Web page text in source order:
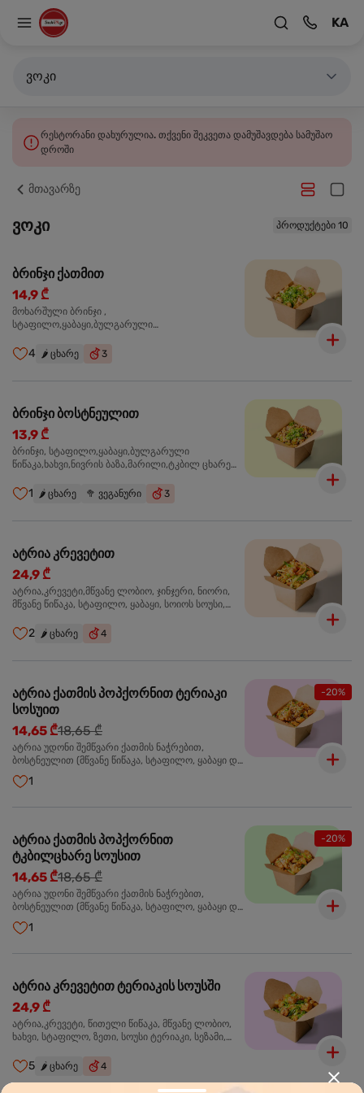
KA
ვოკი
რესტორანი დახურულია. თქვენი შეკვეთა დამუშავდება სამუშაო
დროში
მთავარზე
ვოკი პროდუქტები 10
ბრინჯი ქათმით
14,9 ₾
მოხარშული ბრინჯი ,
სტაფილო,ყაბაყი,ბულგარული
ტკბილ ცხარე სოუსი,მწვანე ხახვი,სეზამის
მარცვლის ნაზავი,მზესუმზირის ზეთი,ბარდა
4 🌶️ ცხარე 3
ბრინჯი ბოსტნეულით
13,9 ₾
ბრინჯი, სტაფილო,ყაბაყი,ბულგარული
წიწაკა,ხახვი,ნივრის ბაზა,მარილი,ტკბილ ცხარე
ნაზავი,მზესუმზირის ზეთი ,ბარდა
1 🌶️ ცხარე 🥦 ვეგანური 3
ატრია კრევეტით
24,9 ₾
ატრია,კრევეტი,მწვანე ლობიო, ჯინჯერი, ნიორი,
მწვანე წიწაკა, სტაფილო, ყაბაყი, სოიოს სოუსი,
მწვანე ხახვი, სეზამი, კრევეტები, სეზამის ზეთი,
2 🌶️ ცხარე 4
-20%
ატრია ქათმის პოპქორნით ტერიაკი
სოსუით
14,65 ₾18,65 ₾
ატრია უდონი შემწვარი ქათმის ნაჭრებით,
ბოსტნეულით (მწვანე წიწაკა, სტაფილო, ყაბაყი და
ნიორი) ტერიაკის სოუსით, მწვანე ლობიო. სეზამის
მარცვლები,ხახვი,მწვანე ხახვი
1
-20%
ატრია ქათმის პოპქორნით
ტკბილცხარე სოუსით
14,65 ₾18,65 ₾
ატრია უდონი შემწვარი ქათმის ნაჭრებით,
ბოსტნეულით (მწვანე წიწაკა, სტაფილო, ყაბაყი და
ნიორი) ტკბილ-ცხარე სოუსით, მწვანე ლობიო.
სეზამის მარცვლები,ხახვი,მწვანე ხახვი
1
ატრია კრევეტით ტერიაკის სოუსში
24,9 ₾
ატრია,კრევეტი, წითელი წიწაკა, მწვანე ლობიო,
ხახვი, სტაფილო, ზეთი, სოუსი ტერიაკი, სეზამი,
5 🌶️ ცხარე 4